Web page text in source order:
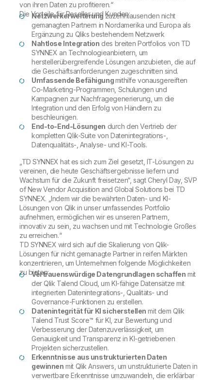
von ihren Daten zu profitieren.“
Die Vorteile für Reseller und Kunden:
Netzwerkerweiterung zuzehntausenden nicht
gemanagten Partnern in Nordamerika und Europa als
Ergänzung zu Qliks bestehendem Netzwerk
Nahtlose Integration des breiten Portfolios von TD
SYNNEX an Technologieanbietern, um
herstellerübergreifende Lösungen anzubieten, die auf
die Geschäftsanforderungen zugeschnitten sind.
Umfassende Befähigungmithilfe vonausgereiften
Co-Marketing-Programmen, Schulungen und
Kampagnen zur Nachfragegenerierung, um die
Integration und den Erfolg von Händlern zu
beschleunigen.
End-to-End-Lösungen durch den Vertrieb der
kompletten Qlik-Suite von Datenintegrations-,
Datenqualitäts-, Analyse- und KI-Tools.
„TD SYNNEX hat es sich zum Ziel gesetzt, IT-Lösungen zu
vereinen, die heute Geschäftsergebnisse liefern und
Wachstum für die Zukunft freisetzen“, sagt Cheryl Day, SVP
of New Vendor Acquisition and Global Solutions bei TD
SYNNEX. „Indem wir die bewährten Daten- und KI-
Lösungen von Qlik in unser umfassendes Portfolio
aufnehmen, ermöglichen wir es unseren Partnern,
innovativ zu sein, zu wachsen und mit Technologie Großes
zu erreichen.“
TD SYNNEX wird sich auf die Skalierung von Qlik-
Lösungen für nicht gemanagte Partner in reifen Märkten
konzentrieren, um Unternehmen folgende Möglichkeiten
zu bieten:
Vertrauenswürdige Datengrundlagen schaffen mit
der Qlik Talend Cloud, um KI-fähige Datensätze mit
integrierten Datenintegrations-, Qualitäts- und
Governance-Funktionen zu erstellen.
Datenintegrität für KI sicherstellen mit dem Qlik
Talend Trust Score™ für KI, zur Bewertung und
Verbesserung der Datenzuverlässigkeit, um
Genauigkeit und Transparenz in KI-getriebenen
Projekten sicherzustellen.
Erkenntnisse aus unstrukturierten Daten
gewinnen mit Qlik Answers, um unstrukturierte Daten in
verwertbare Erkenntnisse umzuwandeln, die erklärbar